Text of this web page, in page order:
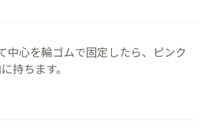
中心を輪ゴムで固定したら、ピンク
持ちます。